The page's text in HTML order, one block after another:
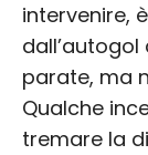
intervenire,
parate, ma
Qualche
tremare la